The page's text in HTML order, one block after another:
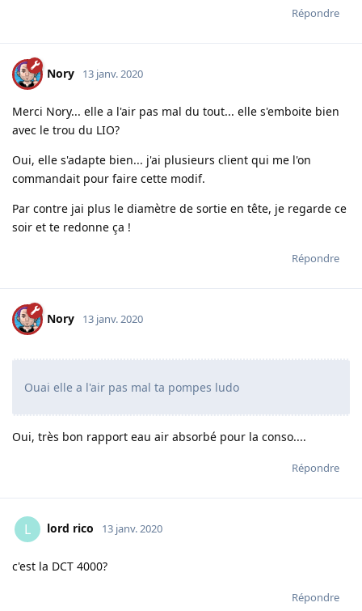
Répondre
Nory 13 janv. 2020
Merci Nory... elle a l'air pas mal du tout... elle s'emboite bien
avec le trou du LIO?
Oui, elle s'adapte bien... j'ai plusieurs client qui me l'on
commandait pour faire cette modif.
Par contre jai plus le diamètre de sortie en tête, je regarde ce
soir et te redonne ça !
Répondre
Nory 13 janv. 2020
Ouai elle a l'air pas mal ta pompes ludo
Oui, très bon rapport eau air absorbé pour la conso....
Répondre
L lord rico 13 janv. 2020
c'est la DCT 4000?
Répondre